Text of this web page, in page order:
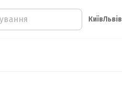
КиївЛьвів